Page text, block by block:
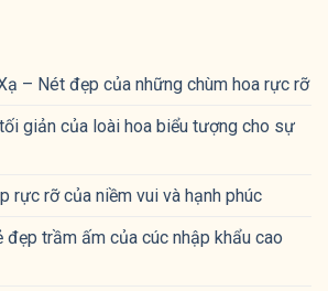
– Nét đẹp của những chùm hoa rực rỡ
giản của loài hoa biểu tượng cho sự
rực rỡ của niềm vui và hạnh phúc
đẹp trầm ấm của cúc nhập khẩu cao